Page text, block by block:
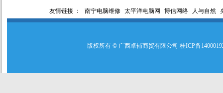
友情链接 ： 南宁电脑维修 太平洋电脑网 博信网络 人与自然
版权所有 © 广西卓辅商贸有限公司 桂ICP备